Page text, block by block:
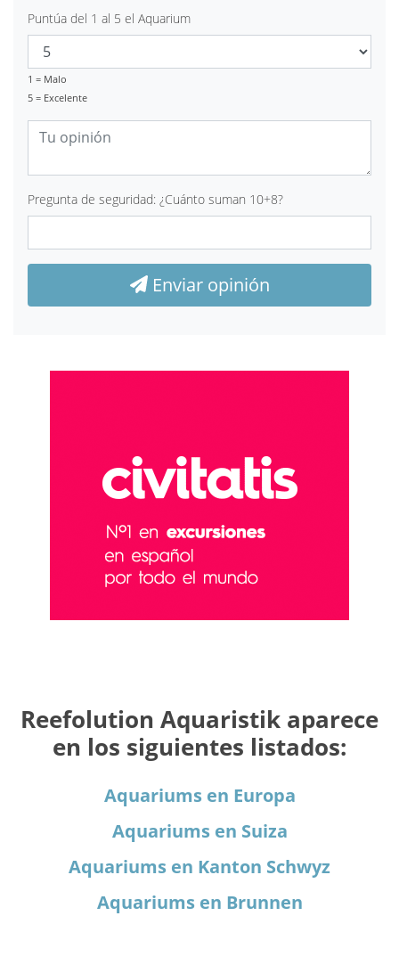
Puntúa del 1 al 5 el Aquarium
1 = Malo
5 = Excelente
Pregunta de seguridad: ¿Cuánto suman 10+8?
Enviar opinión
Reefolution Aquaristik aparece
en los siguientes listados:
Aquariums en Europa
Aquariums en Suiza
Aquariums en Kanton Schwyz
Aquariums en Brunnen